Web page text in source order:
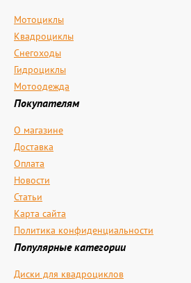
Мотоциклы
Квадроциклы
Снегоходы
Гидроциклы
Мотоодежда
Покупателям
О магазине
Доставка
Оплата
Новости
Статьи
Карта сайта
Политика конфиденциальности
Популярные категории
Диски для квадроциклов